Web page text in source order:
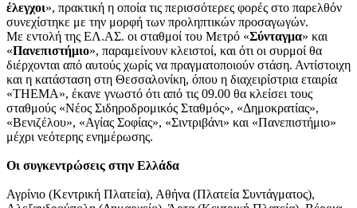
έλεγχοι», πρακτική η οποία τις περισσότερες φορές στο παρελθόν
συνεχίστηκε με την μορφή των προληπτικών προσαγωγών.
Με εντολή της ΕΛ.ΑΣ. οι σταθμοί του Μετρό «Σύνταγμα» και
«Πανεπιστήμιο», παραμείνουν κλειστοί, και ότι οι συρμοί θα
διέρχονται από αυτούς χωρίς να πραγματοποιούν στάση. Αντίστοιχη
και η κατάσταση στη Θεσσαλονίκη, όπου η διαχειρίστρια εταιρία
«ΤΗΕΜΑ», έκανε γνωστό ότι από τις 09.00 θα κλείσει τους
σταθμούς «Νέος Σιδηροδρομικός Σταθμός», «Δημοκρατίας»,
«Βενιζέλου», «Αγίας Σοφίας», «Σιντριβάνι» και «Πανεπιστήμιο»
μέχρι νεότερης ενημέρωσης.
Οι συγκεντρώσεις στην Ελλάδα
Αγρίνιο (Κεντρική Πλατεία), Αθήνα (Πλατεία Συντάγματος),